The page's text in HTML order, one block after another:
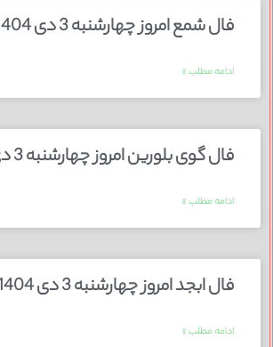
فال شمع امروز چهارشنبه 3 دی 1404
ادامه مطلب »
فال گوی بلورین امروز چهارشنبه 3 دی 1404
ادامه مطلب »
فال ابجد امروز چهارشنبه 3 دی 1404
ادامه مطلب »